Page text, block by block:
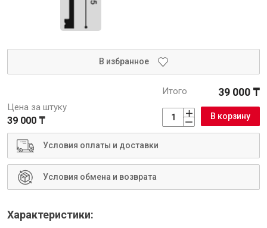
В избранное
Цена за штуку
39 000 ₸
Итого 39 000 ₸
В корзину
Условия оплаты и доставки
Условия обмена и возврата
Характеристики:
Крепежи
Анкеры
Монтажные ленты
Канаты, шнуры